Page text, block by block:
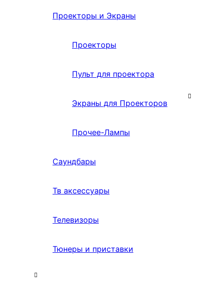
Проекторы и Экраны
Проекторы
Пульт для проектора
Экраны для Проекторов
Прочее-Лампы
Саундбары
Тв аксессуары
Телевизоры
Тюнеры и приставки